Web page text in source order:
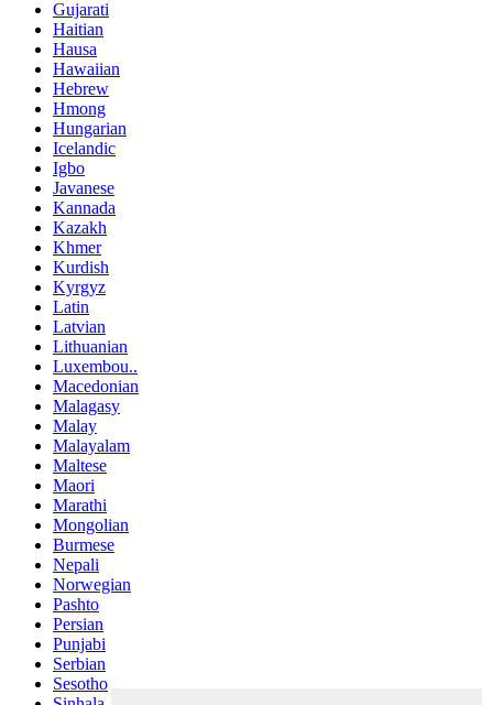
Gujarati
Haitian
Hausa
Hawaiian
Hebrew
Hmong
Hungarian
Icelandic
Igbo
Javanese
Kannada
Kazakh
Khmer
Kurdish
Kyrgyz
Latin
Latvian
Lithuanian
Luxembou..
Macedonian
Malagasy
Malay
Malayalam
Maltese
Maori
Marathi
Mongolian
Burmese
Nepali
Norwegian
Pashto
Persian
Punjabi
Serbian
Sesotho